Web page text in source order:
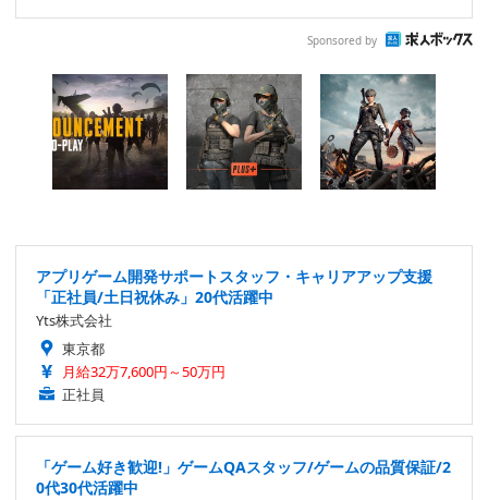
Sponsored by
アプリゲーム開発サポートスタッフ・キャリアアップ支援
「正社員/土日祝休み」20代活躍中
Yts株式会社
東京都
月給32万7,600円～50万円
正社員
「ゲーム好き歓迎!」ゲームQAスタッフ/ゲームの品質保証/2
0代30代活躍中